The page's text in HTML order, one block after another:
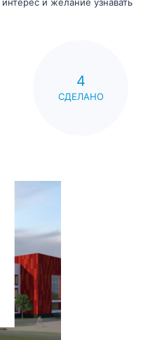
и желание узнавать
4
СДЕЛАНО